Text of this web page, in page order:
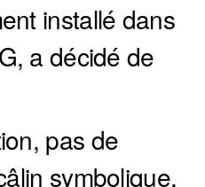
installé dans
a décidé de
pas de
symbolique.